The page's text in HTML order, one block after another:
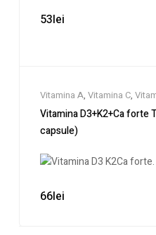
53lei
Vitamina A, Vitamina C,
K,Vitamine
Vitamina D3+K2+Ca forte
capsule)
66lei